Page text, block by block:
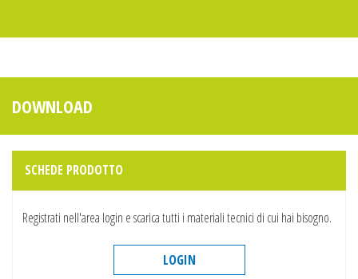
DOWNLOAD
SCHEDE PRODOTTO
Registrati nell'area login e scarica tutti i materiali tecnici di cui hai bisogno.
LOGIN